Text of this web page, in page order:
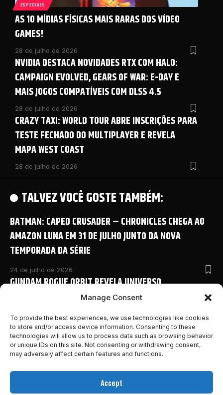
Manage Consent
To provide the best experiences, we use technologies like cookies
to store and/or access device information. Consenting to these
technologies will allow us to process data such as browsing behavior
or unique IDs on this site. Not consenting or withdrawing consent,
may adversely affect certain features and functions.
Accept
ESPECIAIS
AS 10 MÍDIAS FÍSICAS MAIS RARAS DOS VÍDEO
GAMES!
28 de julho de 2026
NVIDIA DESTACA NOVIDADES RTX COM HALO:
CAMPAIGN EVOLVED, GEARS OF WAR: E-DAY E
MAIS JOGOS COMPATÍVEIS COM DLSS 4.5
28 de julho de 2026
CRAZY TAXI: WORLD TOUR ABRE INSCRIÇÕES PARA
TESTE FECHADO DO MULTIPLAYER E REVELA
MAPA WEST COAST
28 de julho de 2026
TALVEZ VOCÊ GOSTE TAMBÉM:
BATMAN: CAPED CRUSADER – CHRONICLES CHEGA AO
AMAZON LUNA EM 31 DE JULHO JUNTO DA NOVA
TEMPORADA DA SÉRIE
24 de julho de 2026
GUNDAM ROGUE ORBIT REVELA UNIVERSO
COMPARTILHADO COM NOVO ANIME E DETALHES
INÉDITOS NA SAN DIEGO COMIC-CON 2026
24 de julho de 2026
MONSTER HUNTER OUTLANDERS ABRE PRÉ-REGISTRO E
REVELA NOVOS DETALHES DA AVENTURA MOBILE DA
FRANQUIA
24 de julho de 2026